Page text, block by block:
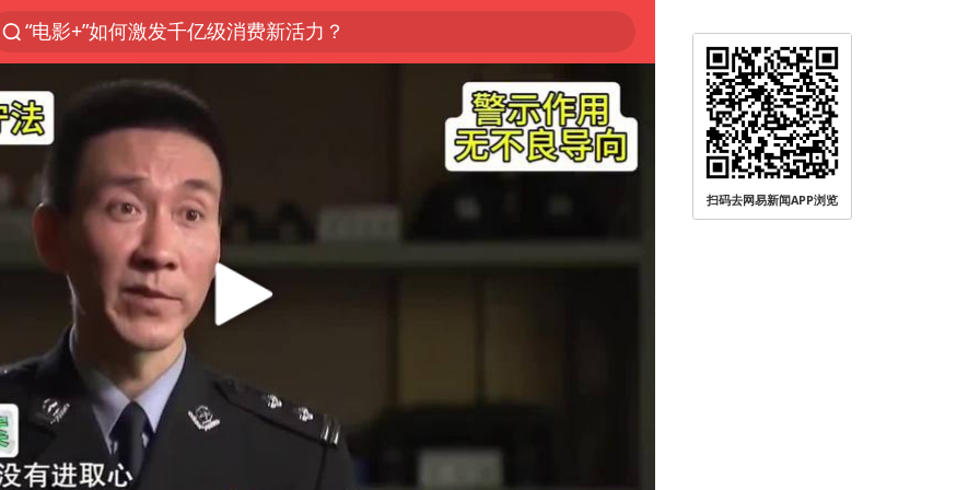
“电影+”如何激发千亿级消费新活力？
沙特土耳其巴基斯坦签署共同防务协议
中医教你一招提升气血
四川宜宾市高县4.9级地震致1人死亡
胡彦斌韩磊 谁帮谁
全球首个长时储能一体化产业园量产
老中医：立秋后养心是关键
上海：台风白海豚或将带来龙卷风
中巨芯：上半年归母净利润1405.77万元
38岁演员求职万岁山NPC成功
扫码去网易新闻APP浏览